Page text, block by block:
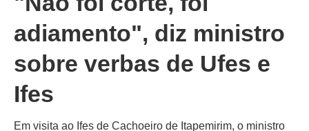
adiamento", diz ministro
sobre verbas de Ufes e
Ifes
Em visita ao Ifes de Cachoeiro de Itapemirim, o ministro